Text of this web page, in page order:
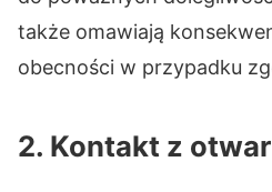
także omawiają
obecności w przypadku
2. Kontakt z